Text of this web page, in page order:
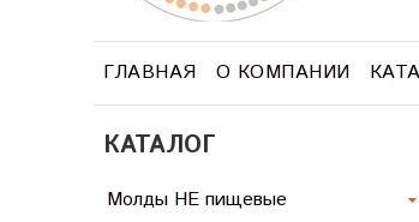
ГЛАВНАЯ О КОМПАНИИ
КАТАЛОГ
Молды НЕ пищевые